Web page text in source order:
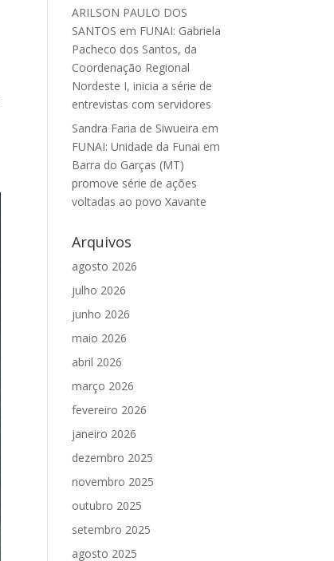
ARILSON PAULO DOS
SANTOS em FUNAI: Gabriela
Pacheco dos Santos, da
Coordenação Regional
Nordeste I, inicia a série de
entrevistas com servidores
Sandra Faria de Siwueira em
FUNAI: Unidade da Funai em
Barra do Garças (MT)
promove série de ações
voltadas ao povo Xavante
Arquivos
agosto 2026
julho 2026
junho 2026
maio 2026
abril 2026
março 2026
fevereiro 2026
janeiro 2026
dezembro 2025
novembro 2025
outubro 2025
setembro 2025
agosto 2025